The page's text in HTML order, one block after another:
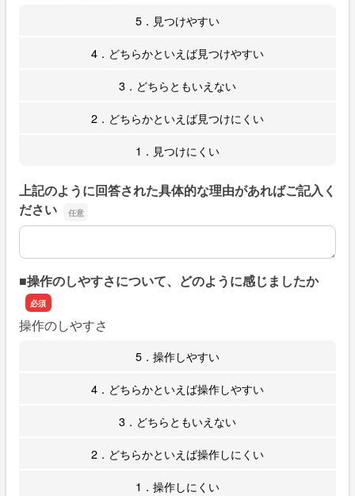
5．見つけやすい
4．どちらかといえば見つけやすい
3．どちらともいえない
2．どちらかといえば見つけにくい
1．見つけにくい
上記のように回答された具体的な理由があればご記入く
ださい
上記のように回答された具体的な理由があればご記入くだ
■操作のしやすさについて、どのように感じましたか
操作のしやすさ
5．操作しやすい
4．どちらかといえば操作しやすい
3．どちらともいえない
2．どちらかといえば操作しにくい
1．操作しにくい